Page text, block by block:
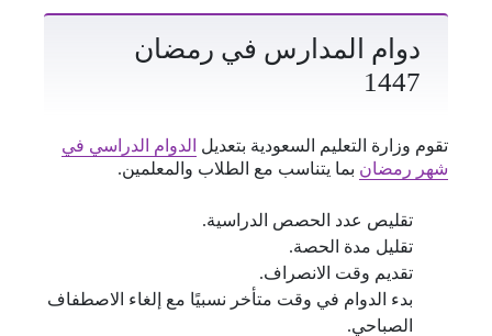
دوام المدارس في رمضان
1447
تقوم وزارة التعليم السعودية بتعديل الدوام الدراسي في
شهر رمضان بما يتناسب مع الطلاب والمعلمين.
تقليص عدد الحصص الدراسية.
تقليل مدة الحصة.
تقديم وقت الانصراف.
بدء الدوام في وقت متأخر نسبيًا مع إلغاء الاصطفاف
الصباحي.